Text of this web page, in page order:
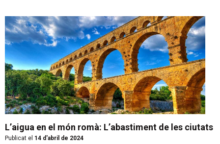
L’aigua en el món romà: L’abastiment de les ciutats
Publicat el 14 d'abril de 2024